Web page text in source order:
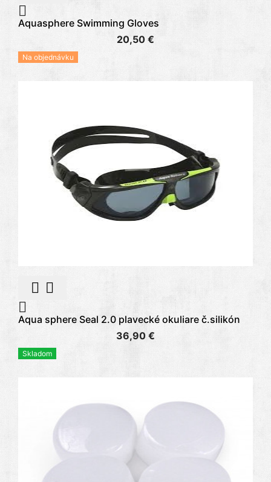

Aquasphere Swimming Gloves
20,50 €
Na objednávku
 

Aqua sphere Seal 2.0 plavecké okuliare č.silikón
36,90 €
Skladom